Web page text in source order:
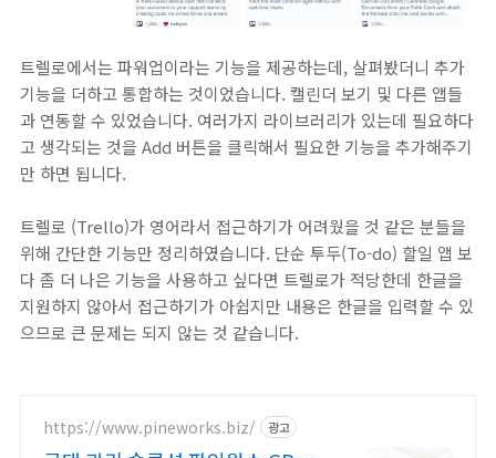
트렐로에서는 파워업이라는 기능을 제공하는데, 살펴봤더니 추가
기능을 더하고 통합하는 것이었습니다. 캘린더 보기 및 다른 앱들
과 연동할 수 있었습니다. 여러가지 라이브러리가 있는데 필요하다
고 생각되는 것을 Add 버튼을 클릭해서 필요한 기능을 추가해주기
만 하면 됩니다.
트렐로 (Trello)가 영어라서 접근하기가 어려웠을 것 같은 분들을
위해 간단한 기능만 정리하였습니다. 단순 투두(To-do) 할일 앱 보
다 좀 더 나은 기능을 사용하고 싶다면 트렐로가 적당한데 한글을
지원하지 않아서 접근하기가 아쉽지만 내용은 한글을 입력할 수 있
으므로 큰 문제는 되지 않는 것 같습니다.
https://www.pineworks.biz/ 광고